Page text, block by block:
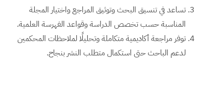
تساعد في تنسيق البحث وتوثيق المراجع واختيار المجلة
المناسبة حسب تخصص الدراسة وقواعد الفهرسة العلمية.
توفر مراجعة أكاديمية متكاملة وتحليلًا لملاحظات المحكمين
لدعم الباحث حتى استكمال متطلب النشر بنجاح.